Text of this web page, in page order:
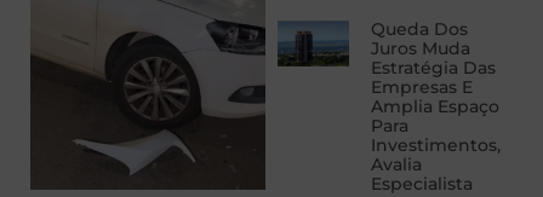
Queda Dos
Juros Muda
Estratégia Das
Empresas E
Amplia Espaço
Para
Investimentos,
Avalia
Especialista